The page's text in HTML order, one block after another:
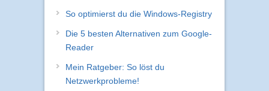
So optimierst du die Windows-Registry
Die 5 besten Alternativen zum Google-
Reader
Mein Ratgeber: So löst du
Netzwerkprobleme!